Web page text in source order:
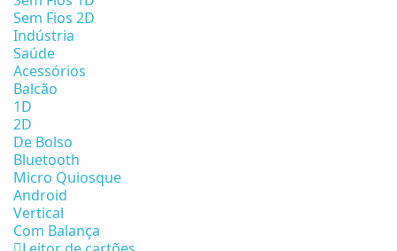
Sem Fios 2D
Indústria
Saúde
Acessórios
Balcão
1D
2D
De Bolso
Bluetooth
Micro Quiosque
Android
Vertical
Com Balança